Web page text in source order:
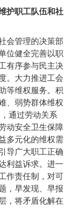
护职工队伍和社
会管理的决策部
位健全完善以职
有序参与民主决
。大力推进工会
等维权服务。积
、弱势群体维权
通过劳动关系
动安全卫生保障
多元化的维权需
导广大职工正确
利益诉求。进一
作责任制，对可
，早发现、早报
，将矛盾化解在